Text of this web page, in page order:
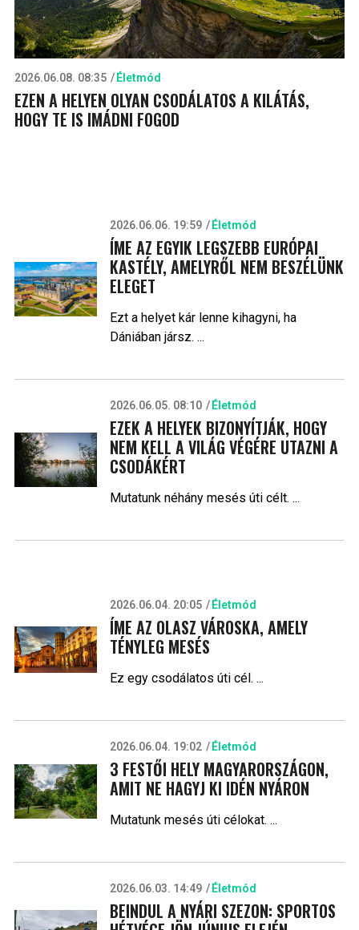
2026.06.08. 08:35 Életmód
EZEN A HELYEN OLYAN CSODÁLATOS A KILÁTÁS,
HOGY TE IS IMÁDNI FOGOD
2026.06.06. 19:59 Életmód
ÍME AZ EGYIK LEGSZEBB EURÓPAI
KASTÉLY, AMELYRŐL NEM BESZÉLÜNK
ELEGET
Ezt a helyet kár lenne kihagyni, ha
Dániában jársz. ...
2026.06.05. 08:10 Életmód
EZEK A HELYEK BIZONYÍTJÁK, HOGY
NEM KELL A VILÁG VÉGÉRE UTAZNI A
CSODÁKÉRT
Mutatunk néhány mesés úti célt. ...
2026.06.04. 20:05 Életmód
ÍME AZ OLASZ VÁROSKA, AMELY
TÉNYLEG MESÉS
Ez egy csodálatos úti cél. ...
2026.06.04. 19:02 Életmód
3 FESTŐI HELY MAGYARORSZÁGON,
AMIT NE HAGYJ KI IDÉN NYÁRON
Mutatunk mesés úti célokat. ...
2026.06.03. 14:49 Életmód
BEINDUL A NYÁRI SZEZON: SPORTOS